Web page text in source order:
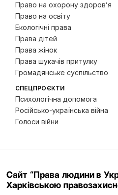
Право на охорону здоров’я
Право на освіту
Екологічні права
Права дітей
Права жінок
Права шукачів притулку
Громадянське суспільство
СПЕЦПРОЄКТИ
Психологічна допомога
Російсько-українська війна
Голоси війни
Сайт “Права людини в
Харківською